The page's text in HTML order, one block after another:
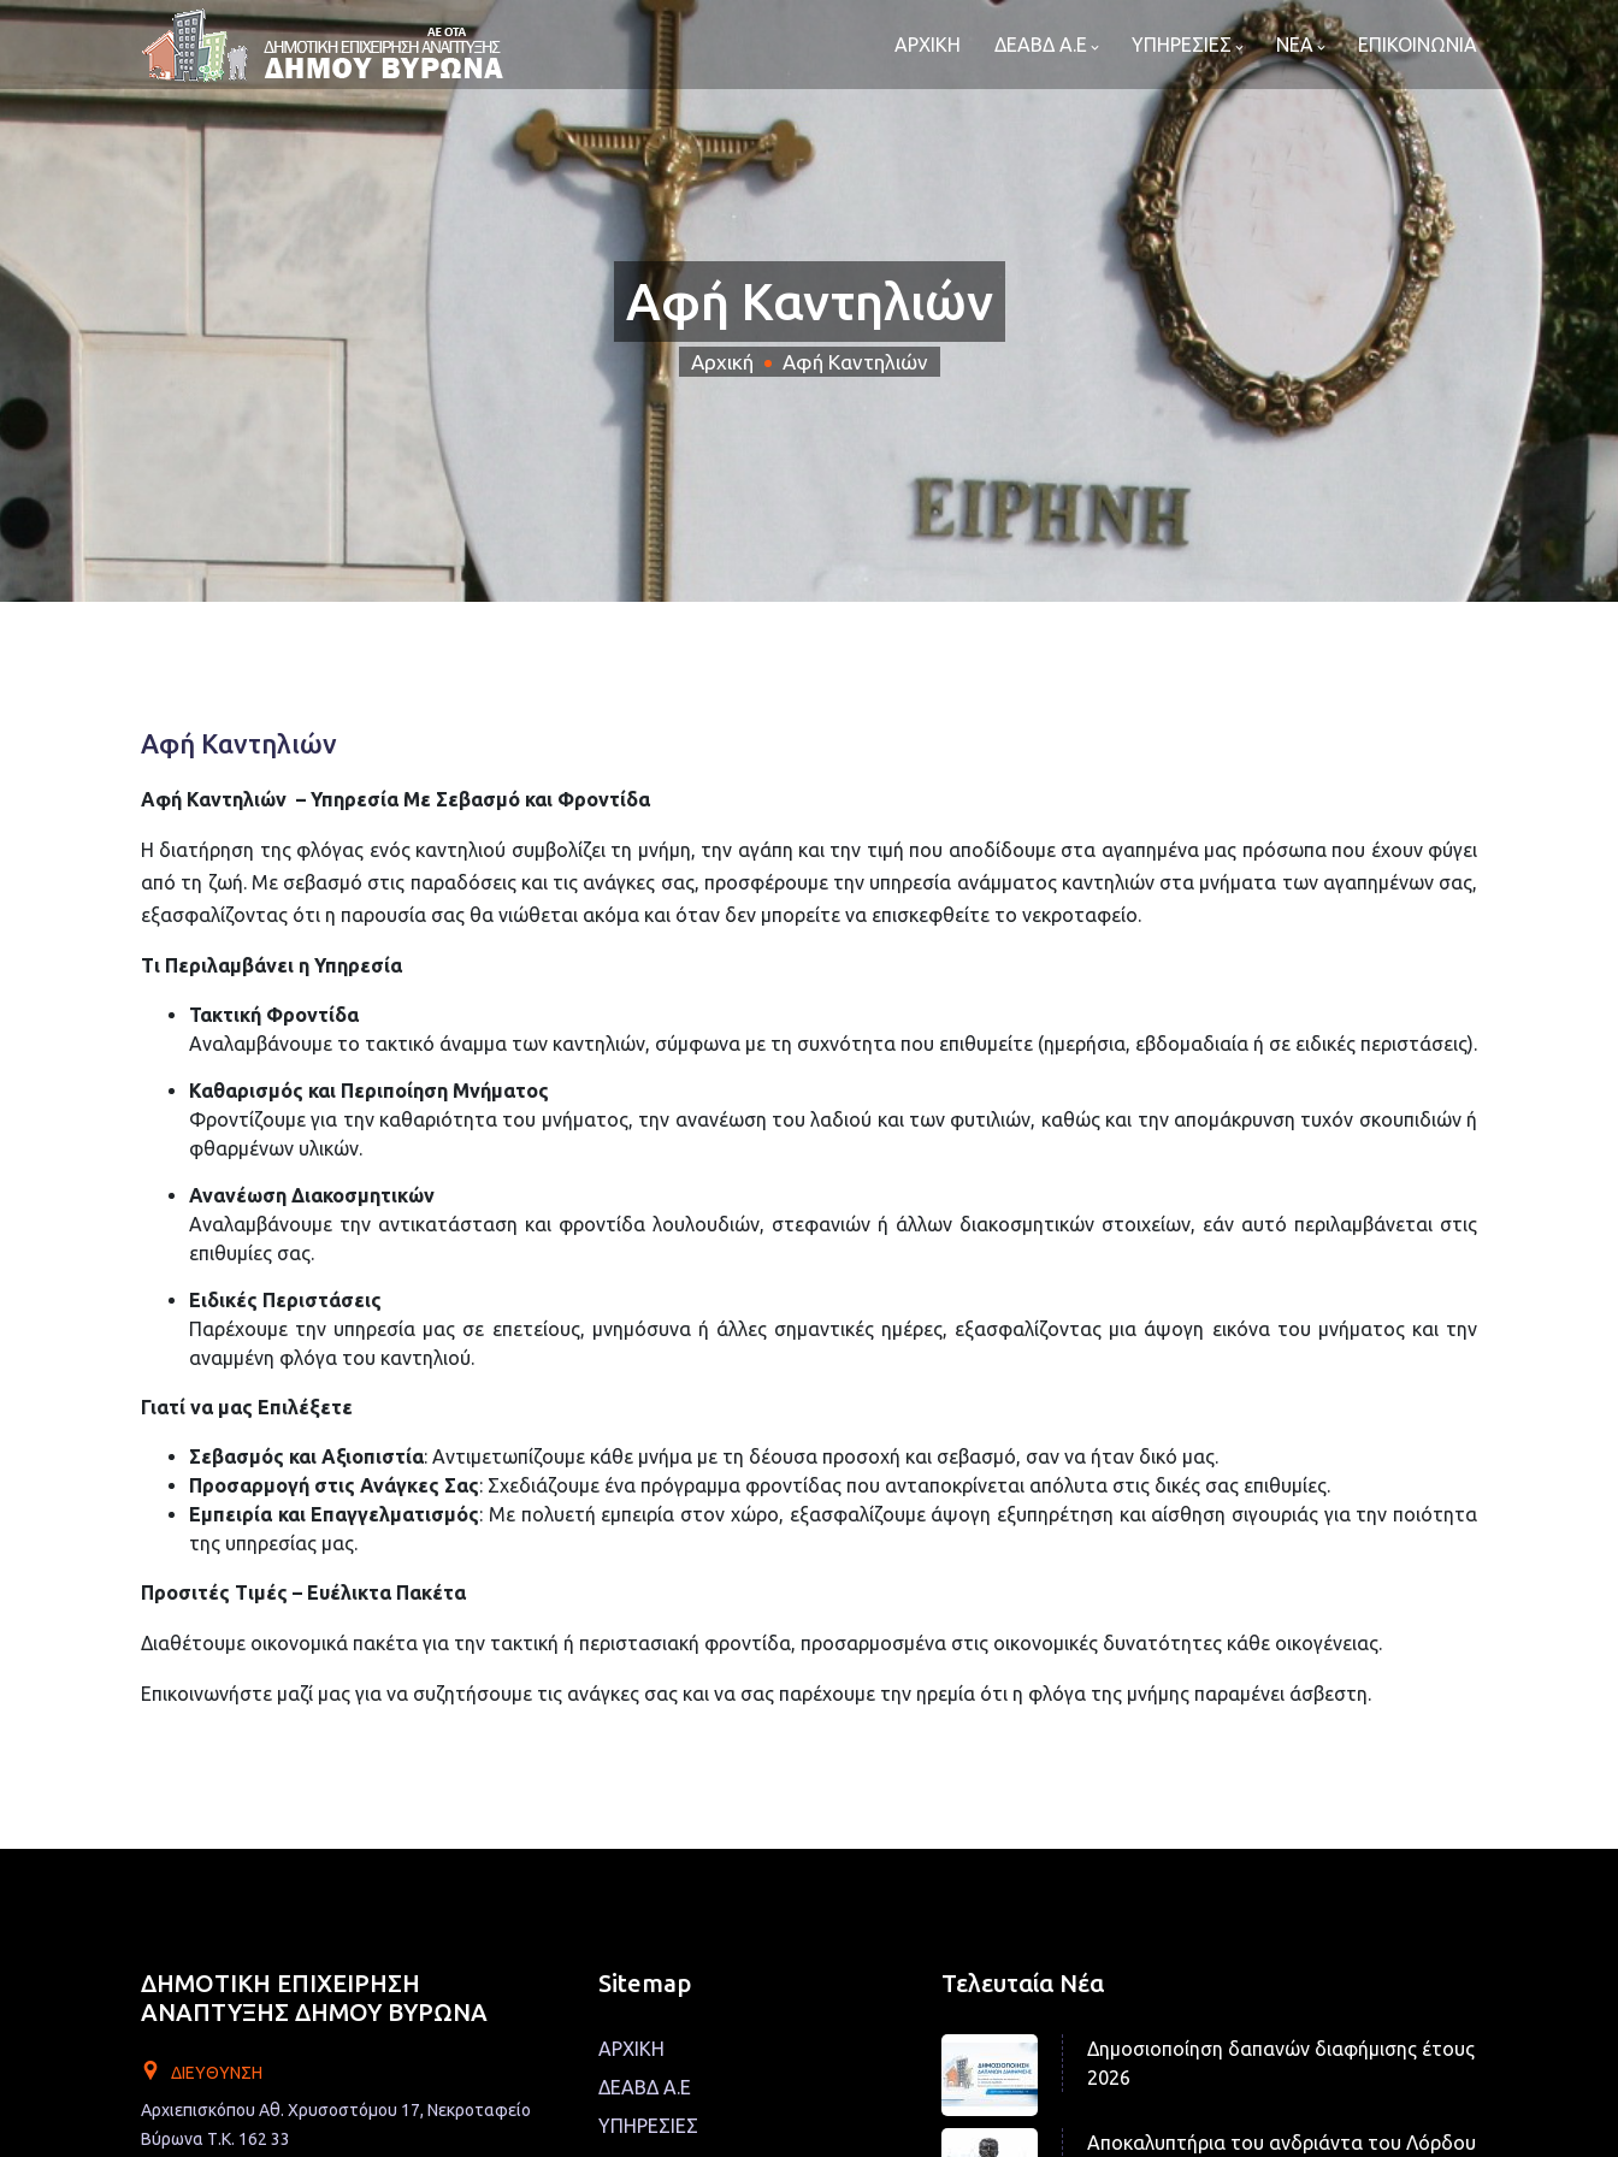
ΑΡΧΙΚΗ ΔΕΑΒΔ Α.Ε ΥΠΗΡΕΣΙΕΣ ΝΕΑ ΕΠΙΚΟΙΝΩΝΙΑ
Αφή Καντηλιών
Αρχική Αφή Καντηλιών
Αφή Καντηλιών
Αφή Καντηλιών – Υπηρεσία Με Σεβασμό και Φροντίδα
Η διατήρηση της φλόγας ενός καντηλιού συμβολίζει τη μνήμη, την αγάπη και την τιμή που αποδίδουμε στα αγαπημένα μας πρόσωπα που έχουν φύγει
από τη ζωή. Με σεβασμό στις παραδόσεις και τις ανάγκες σας, προσφέρουμε την υπηρεσία ανάμματος καντηλιών στα μνήματα των αγαπημένων σας,
εξασφαλίζοντας ότι η παρουσία σας θα νιώθεται ακόμα και όταν δεν μπορείτε να επισκεφθείτε το νεκροταφείο.
Τι Περιλαμβάνει η Υπηρεσία
Τακτική Φροντίδα
Αναλαμβάνουμε το τακτικό άναμμα των καντηλιών, σύμφωνα με τη συχνότητα που επιθυμείτε (ημερήσια, εβδομαδιαία ή σε ειδικές περιστάσεις).
Καθαρισμός και Περιποίηση Μνήματος
Φροντίζουμε για την καθαριότητα του μνήματος, την ανανέωση του λαδιού και των φυτιλιών, καθώς και την απομάκρυνση τυχόν σκουπιδιών ή
φθαρμένων υλικών.
Ανανέωση Διακοσμητικών
Αναλαμβάνουμε την αντικατάσταση και φροντίδα λουλουδιών, στεφανιών ή άλλων διακοσμητικών στοιχείων, εάν αυτό περιλαμβάνεται στις
επιθυμίες σας.
Ειδικές Περιστάσεις
Παρέχουμε την υπηρεσία μας σε επετείους, μνημόσυνα ή άλλες σημαντικές ημέρες, εξασφαλίζοντας μια άψογη εικόνα του μνήματος και την
αναμμένη φλόγα του καντηλιού.
Γιατί να μας Επιλέξετε
Σεβασμός και Αξιοπιστία: Αντιμετωπίζουμε κάθε μνήμα με τη δέουσα προσοχή και σεβασμό, σαν να ήταν δικό μας.
Προσαρμογή στις Ανάγκες Σας: Σχεδιάζουμε ένα πρόγραμμα φροντίδας που ανταποκρίνεται απόλυτα στις δικές σας επιθυμίες.
Εμπειρία και Επαγγελματισμός: Με πολυετή εμπειρία στον χώρο, εξασφαλίζουμε άψογη εξυπηρέτηση και αίσθηση σιγουριάς για την ποιότητα
της υπηρεσίας μας.
Προσιτές Τιμές – Ευέλικτα Πακέτα
Διαθέτουμε οικονομικά πακέτα για την τακτική ή περιστασιακή φροντίδα, προσαρμοσμένα στις οικονομικές δυνατότητες κάθε οικογένειας.
Επικοινωνήστε μαζί μας για να συζητήσουμε τις ανάγκες σας και να σας παρέχουμε την ηρεμία ότι η φλόγα της μνήμης παραμένει άσβεστη.
ΔΗΜΟΤΙΚΗ ΕΠΙΧΕΙΡΗΣΗ
ΑΝΑΠΤΥΞΗΣ ΔΗΜΟΥ ΒΥΡΩΝΑ
ΔΙΕΎΘΥΝΣΗ
Αρχιεπισκόπου Αθ. Χρυσοστόμου 17, Νεκροταφείο
Βύρωνα Τ.Κ. 162 33
Sitemap
ΑΡΧΙΚΗ
ΔΕΑΒΔ Α.Ε
ΥΠΗΡΕΣΙΕΣ
Τελευταία Νέα
Δημοσιοποίηση δαπανών διαφήμισης έτους
2026
Αποκαλυπτήρια του ανδριάντα του Λόρδου